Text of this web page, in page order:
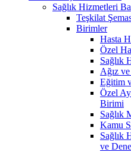
Sağlık Hizmetleri
Teşkilat
Birimler
Hasta
Özel
Sağlık
Ağız
Eğitim
Özel
Birimi
Sağlık
Kamu
Sağlık
ve